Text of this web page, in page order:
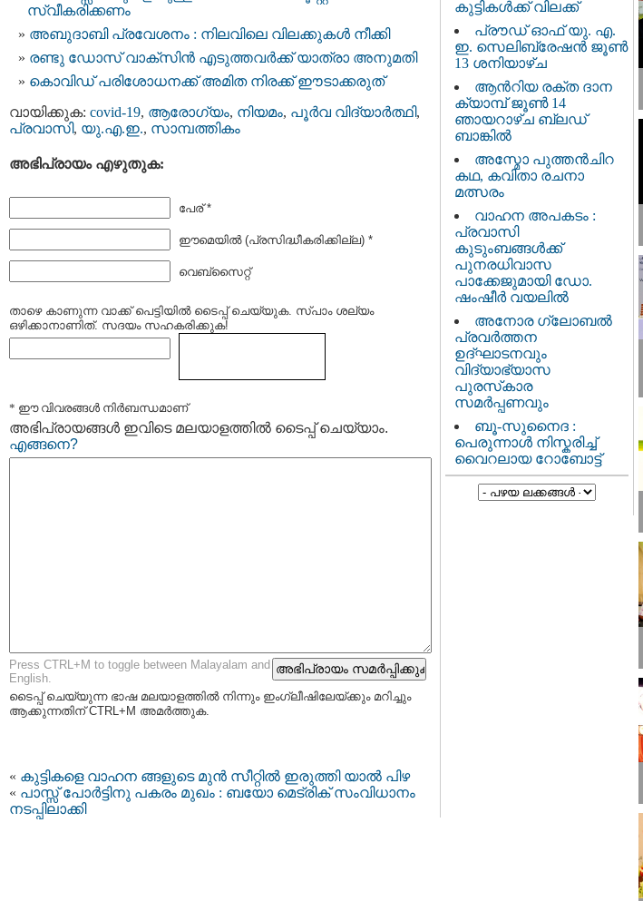
സ്വീകരിക്കണം
അബുദാബി പ്രവേശനം : നിലവിലെ വിലക്കുകള്‍ നീക്കി
രണ്ടു ഡോസ് വാക്സിൻ എടുത്തവർക്ക് യാത്രാ അനുമതി
കൊവിഡ് പരിശോധനക്ക് അമിത നിരക്ക് ഈടാക്കരുത്
വായിക്കുക: covid-19, ആരോഗ്യം, നിയമം, പൂര്‍വ വിദ്യാര്‍ത്ഥി,
പ്രവാസി, യു.എ.ഇ., സാമ്പത്തികം
അഭിപ്രായം എഴുതുക:
പേര് *
ഈമെയില്‍ (പ്രസിദ്ധീകരിക്കില്ല) *
വെബ്സൈറ്റ്
താഴെ കാണുന്ന വാക്ക് പെട്ടിയില്‍ ടൈപ്പ്‌ ചെയ്യുക. സ്പാം ശല്യം
ഒഴിക്കാനാണിത്. സദയം സഹകരിക്കുക!
* ഈ വിവരങ്ങള്‍ നിര്‍ബന്ധമാണ്
അഭിപ്രായങ്ങള്‍ ഇവിടെ മലയാളത്തില്‍ ടൈപ്പ് ചെയ്യാം.
എങ്ങനെ?
Press CTRL+M to toggle between Malayalam and
English.
ടൈപ്പ്‌ ചെയ്യുന്ന ഭാഷ മലയാളത്തില്‍ നിന്നും ഇംഗ്ലീഷിലേയ്ക്കും മറിച്ചും
ആക്കുന്നതിന് CTRL+M അമര്‍ത്തുക.
« കുട്ടികളെ വാഹന ങ്ങളുടെ മുൻ സീറ്റിൽ ഇരുത്തി യാൽ പിഴ
« പാസ്സ് പോര്‍ട്ടിനു പകരം മുഖം : ബയോ മെട്രിക് സംവിധാനം
നടപ്പിലാക്കി
കുട്ടികൾക്ക് വിലക്ക്
പ്രൗഡ് ഓഫ് യു. എ.
ഇ. സെലിബ്രേഷൻ ജൂൺ
13 ശനിയാഴ്ച
ആൻറിയ രക്ത ദാന
ക്യാമ്പ് ജൂൺ 14
ഞായറാഴ്ച ബ്ലഡ്
ബാങ്കിൽ
അസ്മോ പുത്തൻചിറ
കഥ, കവിതാ രചനാ
മത്സരം
വാഹന അപകടം :
പ്രവാസി
കുടുംബങ്ങൾക്ക്
പുനരധിവാസ
പാക്കേജുമായി ഡോ.
ഷംഷീർ വയലിൽ
അനോര ഗ്ലോബൽ
പ്രവർത്തന
ഉദ്ഘാടനവും
വിദ്യാഭ്യാസ
പുരസ്‌കാര
സമർപ്പണവും
ബൂ-സുനൈദ :
പെരുന്നാൾ നിസ്കരിച്ച്
വൈറലായ റോബോട്ട്